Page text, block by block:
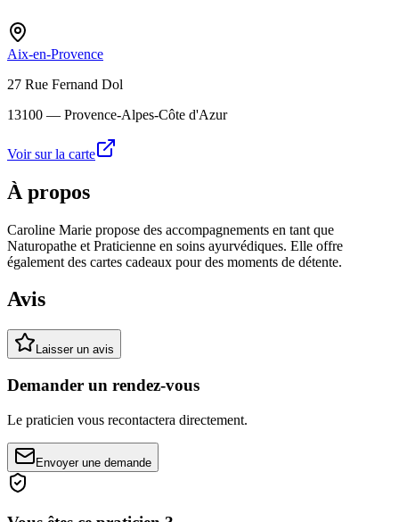
Aix-en-Provence
27 Rue Fernand Dol
13100 — Provence-Alpes-Côte d'Azur
Voir sur la carte
À propos
Caroline Marie propose des accompagnements en tant que
Naturopathe et Praticienne en soins ayurvédiques. Elle offre
également des cartes cadeaux pour des moments de détente.
Avis
Laisser un avis
Demander un rendez-vous
Le praticien vous recontactera directement.
Envoyer une demande